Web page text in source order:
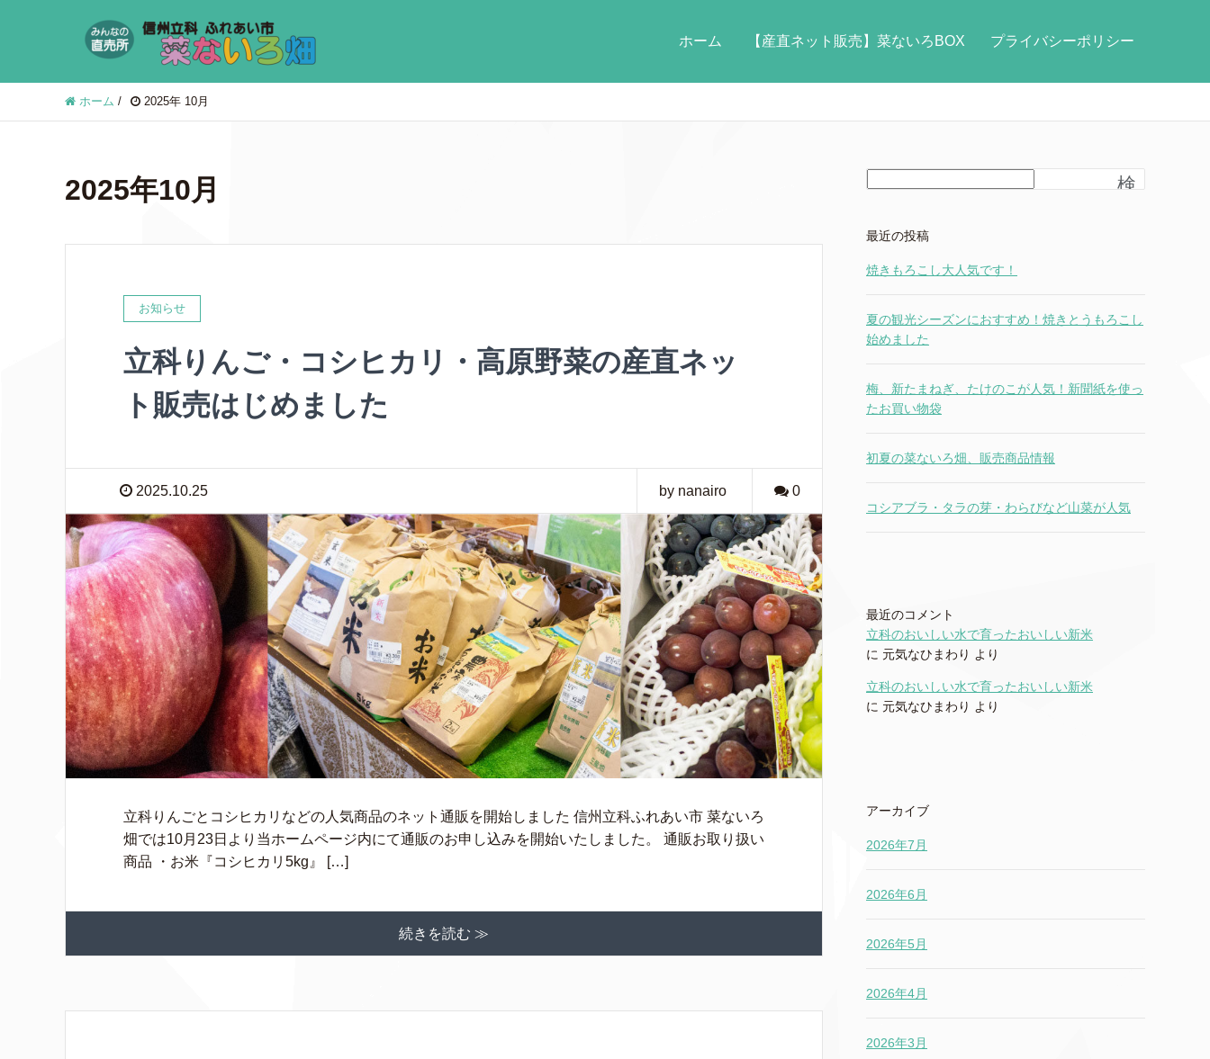
ホーム 【産直ネット販売】菜ないろBOX プライバシーポリシー
ホーム / 2025年 10月
2025年10月
お知らせ
立科りんご・コシヒカリ・高原野菜の産直ネッ
ト販売はじめました
2025.10.25 by nanairo 0
立科りんごとコシヒカリなどの人気商品のネット通販を開始しました 信州立科ふれあい市 菜ないろ
畑では10月23日より当ホームページ内にて通販のお申し込みを開始いたしました。 通販お取り扱い
商品 ・お米『コシヒカリ5kg』 […]
続きを読む ≫
検
最近の投稿
焼きもろこし大人気です！
夏の観光シーズンにおすすめ！焼きとうもろこし
始めました
梅、新たまねぎ、たけのこが人気！新聞紙を使っ
たお買い物袋
初夏の菜ないろ畑、販売商品情報
コシアブラ・タラの芽・わらびなど山菜が人気
最近のコメント
立科のおいしい水で育ったおいしい新米
に 元気なひまわり より
立科のおいしい水で育ったおいしい新米
に 元気なひまわり より
アーカイブ
2026年7月
2026年6月
2026年5月
2026年4月
2026年3月